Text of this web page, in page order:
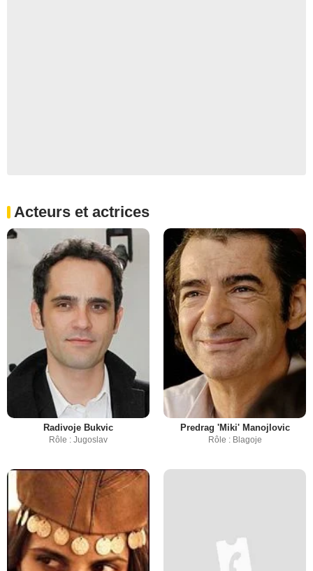
Acteurs et actrices
Radivoje Bukvic
Rôle : Jugoslav
Predrag 'Miki' Manojlovic
Rôle : Blagoje